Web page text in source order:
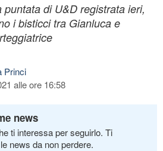
di U&D registrata ieri,
i bisticci tra Gianluca e
Princi
alle ore 16:58
news
ti interessa per seguirlo. Ti
news da non perdere.